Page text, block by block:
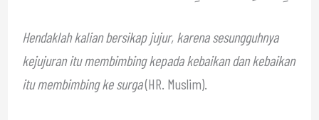
Hendaklah kalian bersikap jujur, karena sesungguhnya
kejujuran itu membimbing kepada kebaikan dan kebaikan
itu membimbing ke surga(HR. Muslim).